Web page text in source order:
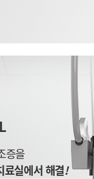
증을
료실에서 해결!